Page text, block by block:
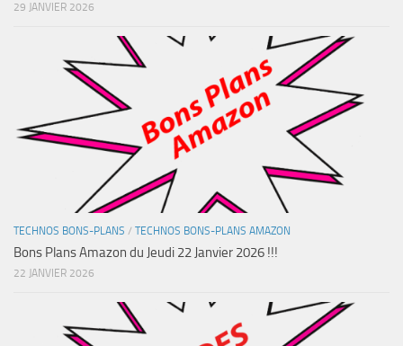
29 JANVIER 2026
TECHNOS BONS-PLANS / TECHNOS BONS-PLANS AMAZON
Bons Plans Amazon du Jeudi 22 Janvier 2026 !!!
22 JANVIER 2026